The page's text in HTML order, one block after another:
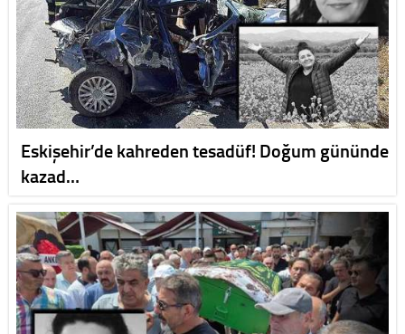
Eskişehir’de kahreden tesadüf! Doğum gününde
kazad…